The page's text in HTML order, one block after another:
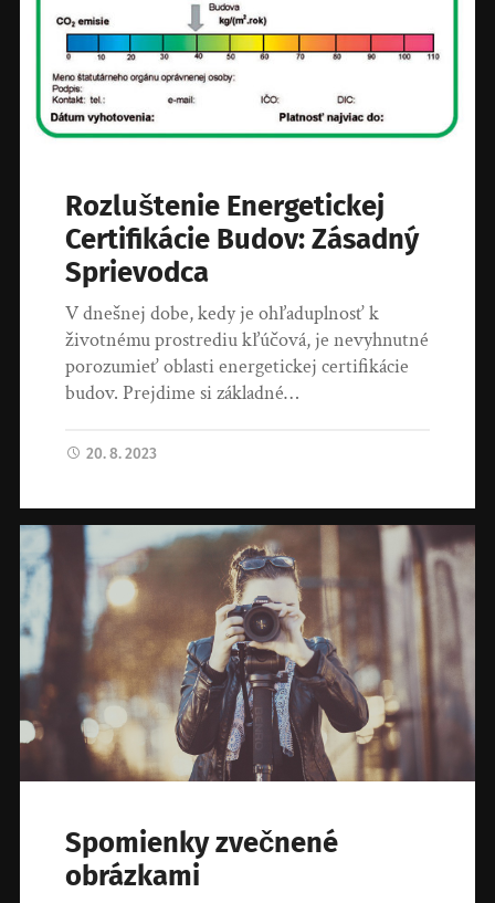
Rozluštenie Energetickej
Certifikácie Budov: Zásadný
Sprievodca
V dnešnej dobe, kedy je ohľaduplnosť k
životnému prostrediu kľúčová, je nevyhnutné
porozumieť oblasti energetickej certifikácie
budov. Prejdime si základné…
20. 8. 2023
Spomienky zvečnené
obrázkami